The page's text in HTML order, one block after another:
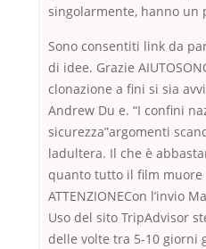
singolarmente, hanno un
Sono consentiti link da
di idee. Grazie
clonazione a fini si sia
Andrew Du e. “I confini
sicurezza”argomenti
ladultera. Il che è
quanto tutto il film
ATTENZIONECon l’invio
Uso del sito TripAdvisor
delle volte tra 5-10 giorni